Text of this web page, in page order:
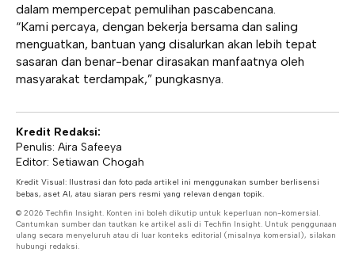
dalam mempercepat pemulihan pascabencana.
“Kami percaya, dengan bekerja bersama dan saling
menguatkan, bantuan yang disalurkan akan lebih tepat
sasaran dan benar-benar dirasakan manfaatnya oleh
masyarakat terdampak,” pungkasnya.
Kredit Redaksi:
Penulis: Aira Safeeya
Editor: Setiawan Chogah
Kredit Visual: Ilustrasi dan foto pada artikel ini menggunakan sumber berlisensi
bebas, aset AI, atau siaran pers resmi yang relevan dengan topik.
© 2026 Techfin Insight. Konten ini boleh dikutip untuk keperluan non-komersial.
Cantumkan sumber dan tautkan ke artikel asli di Techfin Insight. Untuk penggunaan
ulang secara menyeluruh atau di luar konteks editorial (misalnya komersial), silakan
hubungi redaksi.